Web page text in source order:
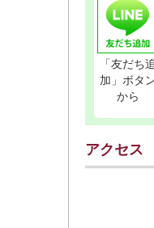
「友だち追
加」ボタ
から
アクセス